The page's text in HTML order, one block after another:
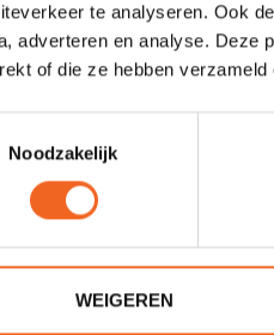
te analyseren. Ook
adverteren en analyse. Deze
of die ze hebben
Noodzakelijk
WEIGEREN
het elastiek op de